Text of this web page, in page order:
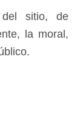
sitio, de
la moral,